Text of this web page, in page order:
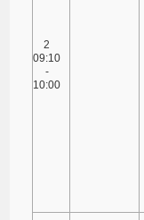
2
09:10
-
10:00